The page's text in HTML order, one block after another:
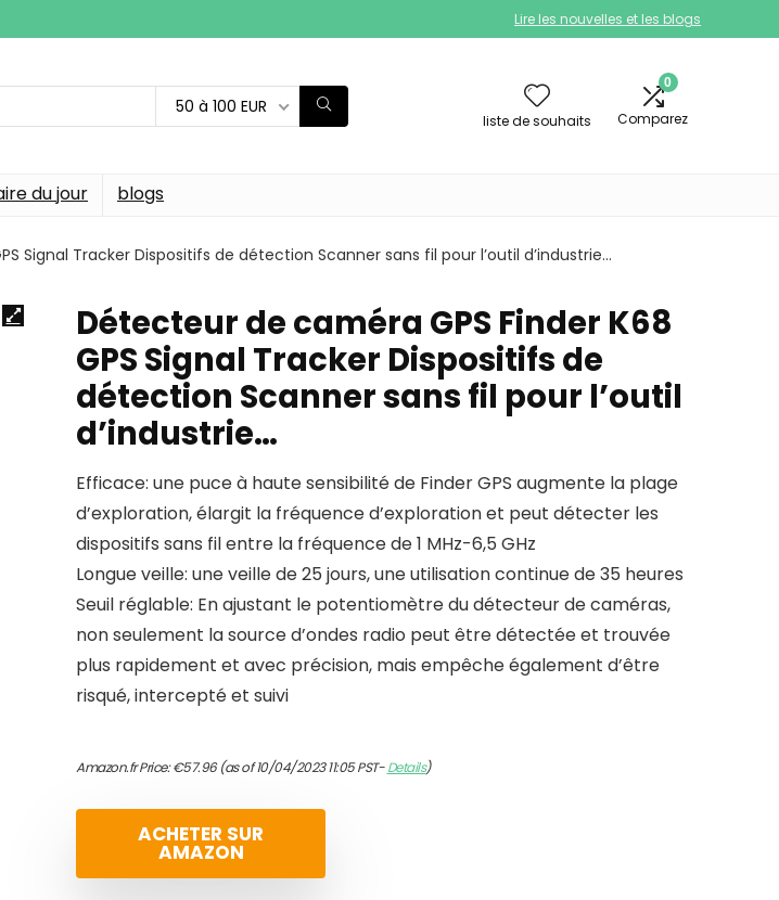
Lire les nouvelles et les blogs
50 à 100 EUR
liste de souhaits
0
Comparez
du jour blogs
Signal Tracker Dispositifs de détection Scanner sans fil pour l’outil d’industrie…
Détecteur de caméra GPS Finder K68
GPS Signal Tracker Dispositifs de
détection Scanner sans fil pour l’outil
d’industrie…
Efficace: une puce à haute sensibilité de Finder GPS augmente la plage
d’exploration, élargit la fréquence d’exploration et peut détecter les
dispositifs sans fil entre la fréquence de 1 MHz-6,5 GHz
Longue veille: une veille de 25 jours, une utilisation continue de 35 heures
Seuil réglable: En ajustant le potentiomètre du détecteur de caméras,
non seulement la source d’ondes radio peut être détectée et trouvée
plus rapidement et avec précision, mais empêche également d’être
risqué, intercepté et suivi
Amazon.fr Price:€57.96(as of 10/04/2023 11:05 PST-Details)
ACHETER SUR
AMAZON